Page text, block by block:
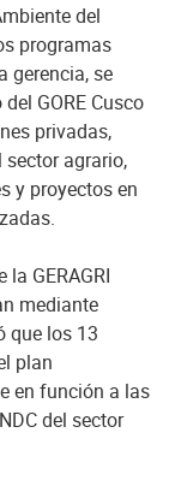
del
programas
gerencia, se
GORE Cusco
privadas,
agrario,
y proyectos en
GERAGRI
mediante
que los 13
plan
en función a las
del sector